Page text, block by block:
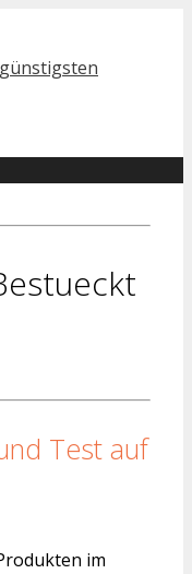
Test auf
im